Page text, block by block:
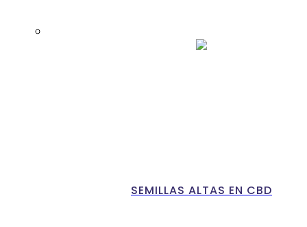
SEMILLAS ALTAS EN CBD